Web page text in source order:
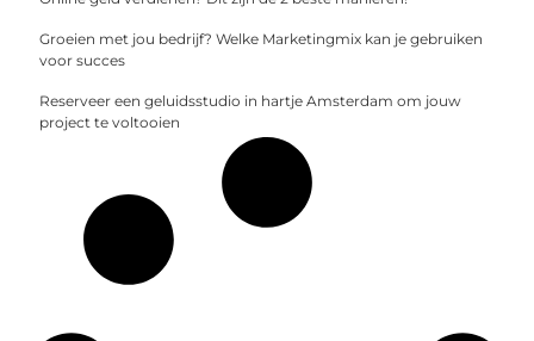
Groeien met jou bedrijf? Welke Marketingmix kan je gebruiken
voor succes
Reserveer een geluidsstudio in hartje Amsterdam om jouw
project te voltooien